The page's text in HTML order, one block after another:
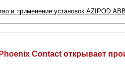
и применение установок AZIPOD
Phoenix Contact открывает